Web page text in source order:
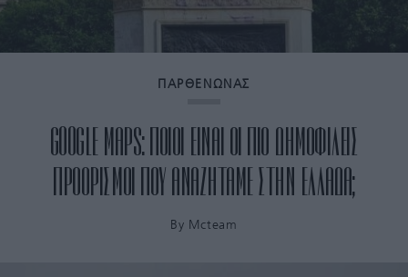
ΠΑΡΘΕΝΩΝΑΣ
GOOGLE MAPS: ΠΟΙΟΙ ΕΙΝΑΙ ΟΙ ΠΙΟ ΔΗΜΟΦΙΛΕΙΣ
ΠΡΟΟΡΙΣΜΟΙ ΠΟΥ ΑΝΑΖΗΤΑΜΕ ΣΤΗΝ ΕΛΛΑΔΑ;
By Mcteam